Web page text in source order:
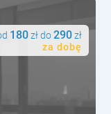
180zł do290zł
za dobę